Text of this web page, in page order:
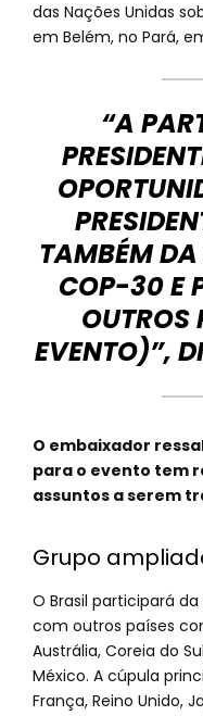
das Nações Unidas
em Belém, no Pará,
“A
TAMBÉM
COP-30 E
OUTROS
EVENTO)”,
O embaixador
para o evento tem
assuntos a serem
Grupo
O Brasil participará
com outros países
Austrália, Coreia do
México. A cúpula
França, Reino Unido,